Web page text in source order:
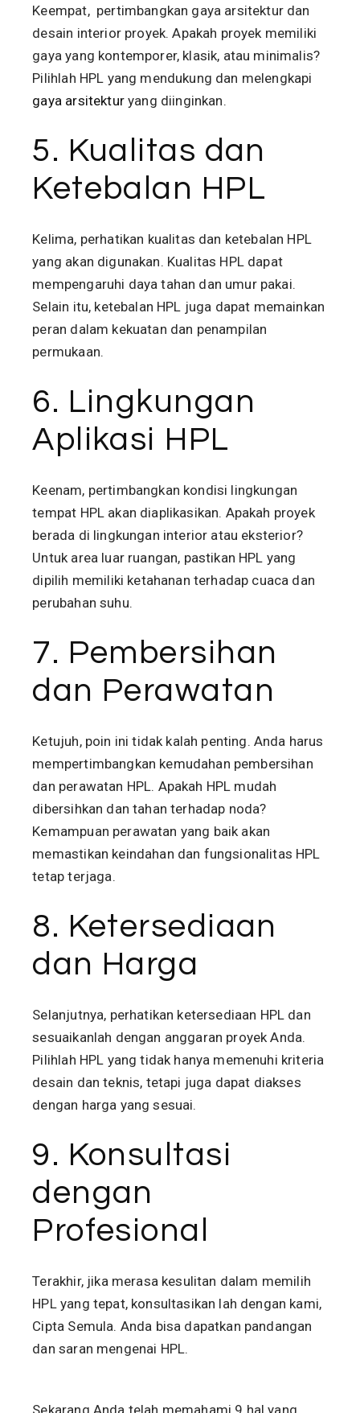
Keempat, pertimbangkan gaya arsitektur dan
desain interior proyek. Apakah proyek memiliki
gaya yang kontemporer, klasik, atau minimalis?
Pilihlah HPL yang mendukung dan melengkapi
gaya arsitekturyang diinginkan.
5. Kualitas dan
Ketebalan HPL
Kelima, perhatikan kualitas dan ketebalan HPL
yang akan digunakan. Kualitas HPL dapat
mempengaruhi daya tahan dan umur pakai.
Selain itu, ketebalan HPL juga dapat memainkan
peran dalam kekuatan dan penampilan
permukaan.
6. Lingkungan
Aplikasi HPL
Keenam, pertimbangkan kondisi lingkungan
tempat HPL akan diaplikasikan. Apakah proyek
berada di lingkungan interior atau eksterior?
Untuk area luar ruangan, pastikan HPL yang
dipilih memiliki ketahanan terhadap cuaca dan
perubahan suhu.
7. Pembersihan
dan Perawatan
Ketujuh, poin ini tidak kalah penting. Anda harus
mempertimbangkan kemudahan pembersihan
dan perawatan HPL. Apakah HPL mudah
dibersihkan dan tahan terhadap noda?
Kemampuan perawatan yang baik akan
memastikan keindahan dan fungsionalitas HPL
tetap terjaga.
8. Ketersediaan
dan Harga
Selanjutnya, perhatikan ketersediaan HPL dan
sesuaikanlah dengan anggaran proyek Anda.
Pilihlah HPL yang tidak hanya memenuhi kriteria
desain dan teknis, tetapi juga dapat diakses
dengan harga yang sesuai.
9. Konsultasi
dengan
Profesional
Terakhir, jika merasa kesulitan dalam memilih
HPL yang tepat, konsultasikan lah dengan kami,
Cipta Semula. Anda bisa dapatkan pandangan
dan saran mengenai HPL.
Sekarang Anda telah memahami 9 hal yang